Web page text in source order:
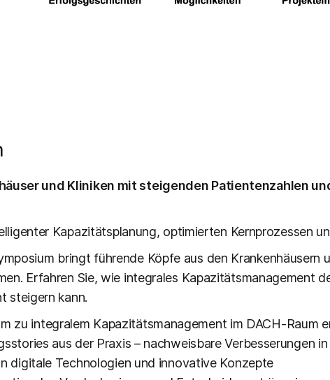
und Kliniken mit steigenden Patientenzahlen
Kapazitätsplanung, optimierten Kernprozessen
bringt führende Köpfe aus den Krankenhäusern
Erfahren Sie, wie integrales Kapazitätsmanagement
steigern kann.
zu integralem Kapazitätsmanagement im DACH-Raum
aus der Praxis – nachweisbare Verbesserungen
digitale Technologien und innovative Konzepte